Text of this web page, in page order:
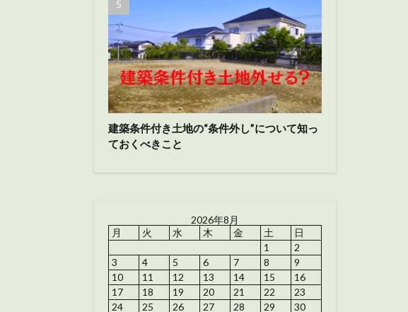
建築条件付き土地の“条件外し”について知っ
ておくべきこと
2026年8月
月
火 水 木 金 土
日
1
2
3
4 5 6 7 8
9
10
11 12 13 14 15
16
17
18 19 20 21 22
23
24
25 26 27 28 29 30